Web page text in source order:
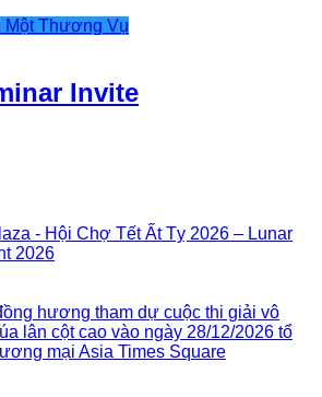
Một Thương Vụ
Invite
- Hội Chợ Tết Ất Tỵ 2026 – Lunar
2026
hương tham dự cuộc thi giải vô
lân cột cao vào ngày 28/12/2026 tổ
mại Asia Times Square